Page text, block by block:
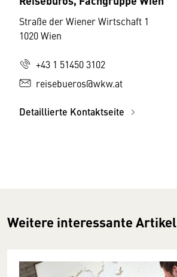
Straße der Wiener Wirtschaft 1
1020 Wien
+43 1 51450 3102
reisebueros@wkw.at
Detaillierte Kontaktseite
Weitere interessante Artikel